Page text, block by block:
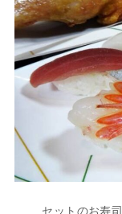
セットのお寿